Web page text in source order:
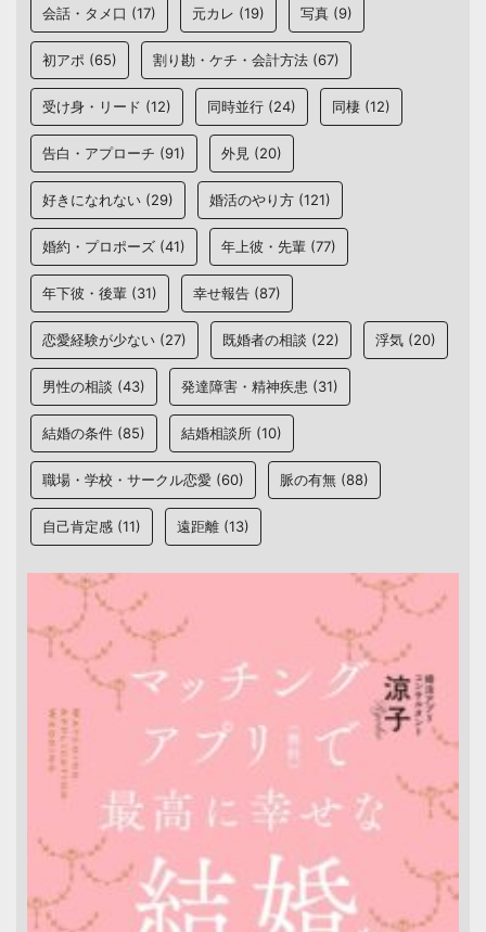
会話・タメ口 (17) 元カレ (19) 写真 (9)
初アポ (65) 割り勘・ケチ・会計方法 (67)
受け身・リード (12) 同時並行 (24) 同棲 (12)
告白・アプローチ (91) 外見 (20)
好きになれない (29) 婚活のやり方 (121)
婚約・プロポーズ (41) 年上彼・先輩 (77)
年下彼・後輩 (31) 幸せ報告 (87)
恋愛経験が少ない (27) 既婚者の相談 (22) 浮気 (20)
男性の相談 (43) 発達障害・精神疾患 (31)
結婚の条件 (85) 結婚相談所 (10)
職場・学校・サークル恋愛 (60) 脈の有無 (88)
自己肯定感 (11) 遠距離 (13)